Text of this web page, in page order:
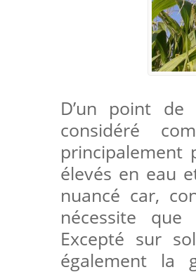
D’un point
considéré
principalement
élevés en eau
nuancé car,
nécessite
Excepté sur
également la